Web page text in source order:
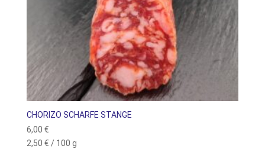
CHORIZO SCHARFE STANGE
6,00 €
2,50 € / 100 g